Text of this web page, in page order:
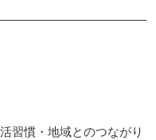
習慣・地域とのつながり